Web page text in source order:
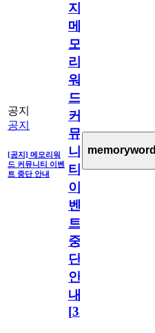
공지
공지
[공지] 메모리워
드 커뮤니티 이벤
트 중단 안내
지]
메
모
리
워
드
커
뮤
니
티
이
벤
트
중
단
안
내
[31
memoryword